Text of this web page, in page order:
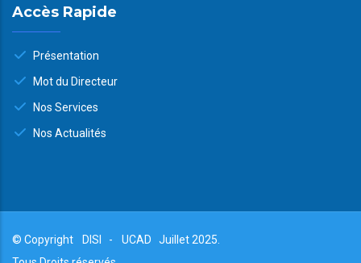
Accès Rapide
Présentation
Mot du Directeur
Nos Services
Nos Actualités
© Copyright DISI - UCAD
Juillet 2025.